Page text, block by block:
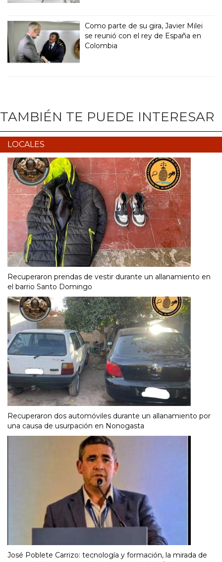
Como parte de su gira, Javier Milei
se reunió con el rey de España en
Colombia
TAMBIÉN TE PUEDE INTERESAR
LOCALES
Recuperaron prendas de vestir durante un allanamiento en
el barrio Santo Domingo
Recuperaron dos automóviles durante un allanamiento por
una causa de usurpación en Nonogasta
José Poblete Carrizo: tecnología y formación, la mirada de